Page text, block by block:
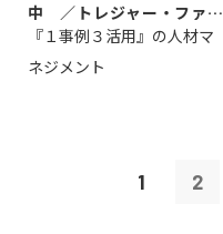
中 ／トレジャー・ファク
トリー社長野坂...
『１事例３活用』の人材マ
ネジメント
1 2